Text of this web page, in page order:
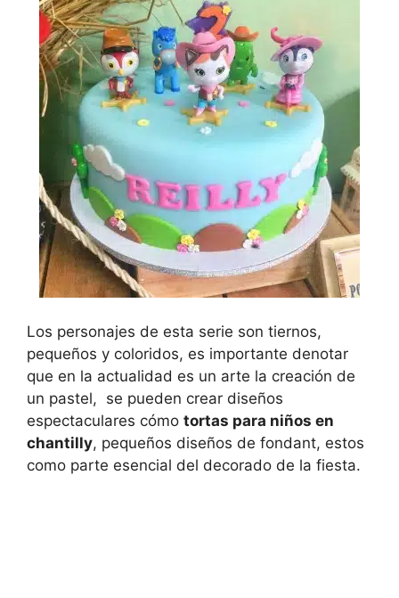
Los personajes de esta serie son tiernos,
pequeños y coloridos, es importante denotar
que en la actualidad es un arte la creación de
un pastel, se pueden crear diseños
espectaculares cómo tortas para niños en
chantilly, pequeños diseños de fondant, estos
como parte esencial del decorado de la fiesta.